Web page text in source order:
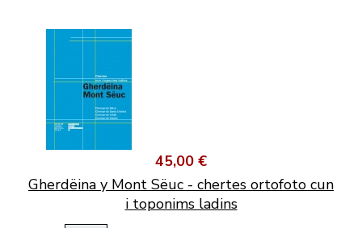
45,00 €
Gherdëina y Mont Sëuc - chertes ortofoto cun
i toponims ladins